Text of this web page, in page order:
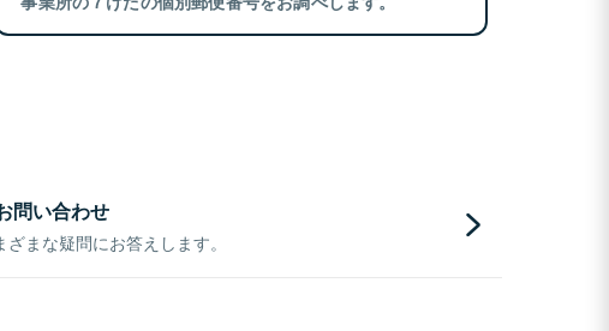
問い合わせ
まな疑問にお答えします。